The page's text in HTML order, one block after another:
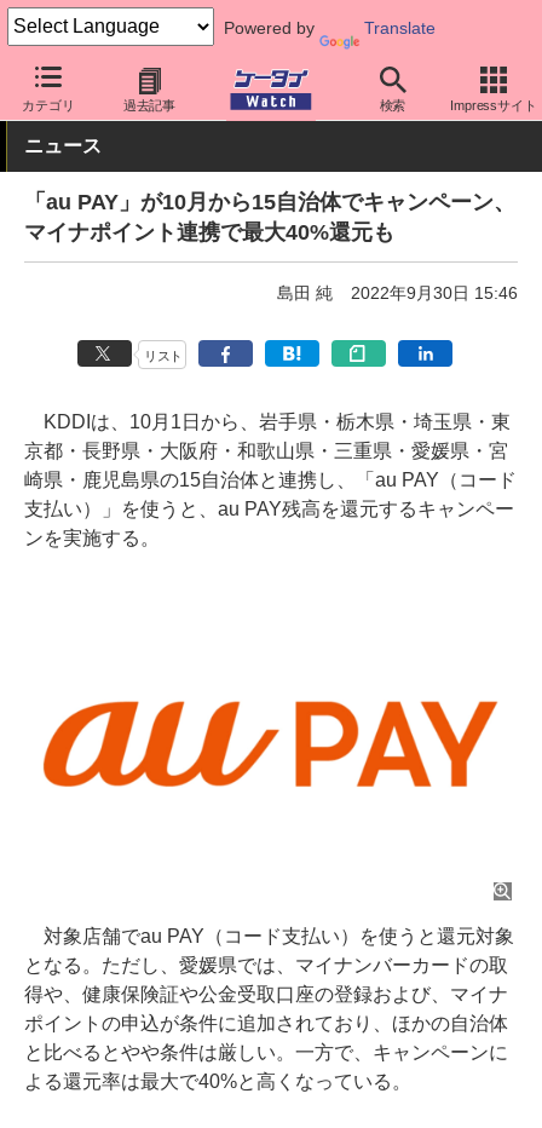
Powered by Translate
カテゴリ 過去記事 検索 Impressサイト
ケータイ Watch アプリ・サービス 決済/金融
ニュース
「au PAY」が10月から15自治体でキャンペーン、
マイナポイント連携で最大40%還元も
島田 純 2022年9月30日 15:46
リスト
KDDIは、10月1日から、岩手県・栃木県・埼玉県・東
京都・長野県・大阪府・和歌山県・三重県・愛媛県・宮
崎県・鹿児島県の15自治体と連携し、「au PAY（コード
支払い）」を使うと、au PAY残高を還元するキャンペー
ンを実施する。
対象店舗でau PAY（コード支払い）を使うと還元対象
となる。ただし、愛媛県では、マイナンバーカードの取
得や、健康保険証や公金受取口座の登録および、マイナ
ポイントの申込が条件に追加されており、ほかの自治体
と比べるとやや条件は厳しい。一方で、キャンペーンに
よる還元率は最大で40%と高くなっている。